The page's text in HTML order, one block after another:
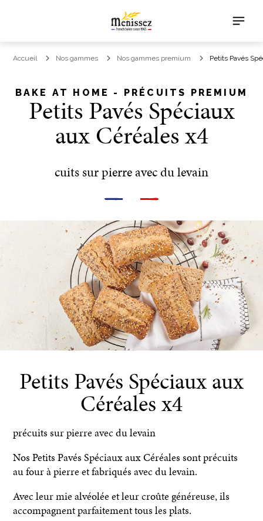
Accueil Nos gammes Nos gammes premium Petits Pavés
BAKE AT HOME - PRÉCUITS PREMIUM
Petits Pavés Spéciaux
aux Céréales x4
cuits sur pierre avec du levain
Petits Pavés Spéciaux aux
Céréales x4
précuits sur pierre avec du levain
Nos Petits Pavés Spéciaux aux Céréales sont précuits
au four à pierre et fabriqués avec du levain.
Avec leur mie alvéolée et leur croûte généreuse, ils
accompagnent parfaitement tous les plats.